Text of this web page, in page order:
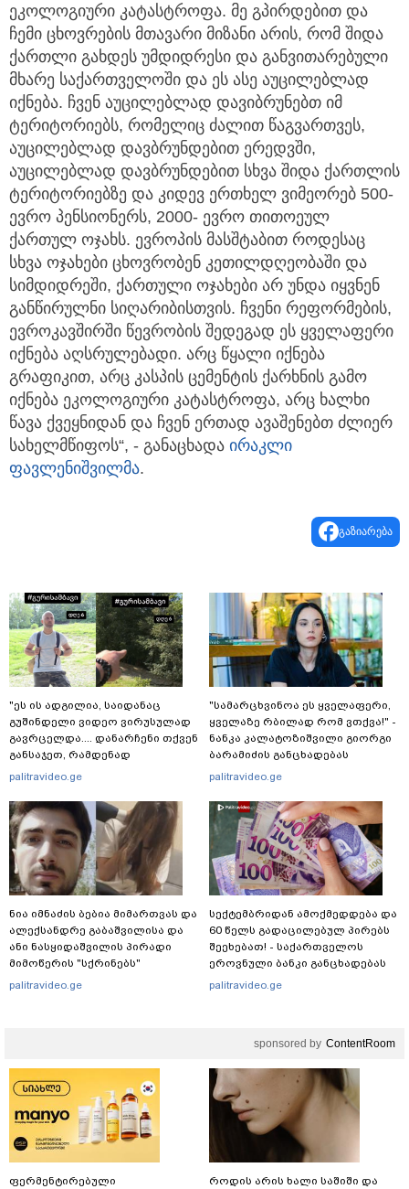
ეკოლოგიური კატასტროფა. მე გპირდებით და
ჩემი ცხოვრების მთავარი მიზანი არის, რომ შიდა
ქართლი გახდეს უმდიდრესი და განვითარებული
მხარე საქართველოში და ეს ასე აუცილებლად
იქნება. ჩვენ აუცილებლად დავიბრუნებთ იმ
ტერიტორიებს, რომელიც ძალით წაგვართვეს,
აუცილებლად დავბრუნდებით ერედვში,
აუცილებლად დავბრუნდებით სხვა შიდა ქართლის
ტერიტორიებზე და კიდევ ერთხელ ვიმეორებ 500-
ევრო პენსიონერს, 2000- ევრო თითოეულ
ქართულ ოჯახს. ევროპის მასშტაბით როდესაც
სხვა ოჯახები ცხოვრობენ კეთილდღეობაში და
სიმდიდრეში, ქართული ოჯახები არ უნდა იყვნენ
განწირულნი სიღარიბისთვის. ჩვენი რეფორმების,
ევროკავშირში წევრობის შედეგად ეს ყველაფერი
იქნება აღსრულებადი. არც წყალი იქნება
გრაფიკით, არც კასპის ცემენტის ქარხნის გამო
იქნება ეკოლოგიური კატასტროფა, არც ხალხი
წავა ქვეყნიდან და ჩვენ ერთად ავაშენებთ ძლიერ
სახელმწიფოს“, - განაცხადა ირაკლი
ფავლენიშვილმა.
გაზიარება
"ეს ის ადგილია, საიდანაც
გუშინდელი ვიდეო ვირუსულად
გავრცელდა.... დანარჩენი თქვენ
განსაჯეთ, რამდენად
შესაძლებელია აქ ადამიანის
აქვეყნებს კობა ახალაძე
მლეთიდან, სადაც 12 წლის წინ
გურამ დადიანიძე გაუჩინარდა?
palitravideo.ge
ნია იმნაძის ბებია მიმართვას და
ალექსანდრე გაბაშვილისა და
ანი ნასყიდაშვილის პირადი
მიმოწერის "სქრინებს"
ავრცელებს
palitravideo.ge
"სა­მარ­ცხვი­ნოა ეს ყვე­ლა­ფე­რი,
ყვე­ლა­ზე რბი­ლად რომ ვთქვა!" -
ნანკა კალატოზიშვილი გიორგი
ბარამიძის განცხადებას
ეხმაურება
palitravideo.ge
სექტემბრიდან ამოქმედდება და
60 წელს გადაცილებულ პირებს
შეეხებათ! - საქართველოს
ეროვნული ბანკი განცხადებას
ავრცელებს
palitravideo.ge
sponsored by ContentRoom
ფერმენტირებული
როდის არის ხალი საშიში და